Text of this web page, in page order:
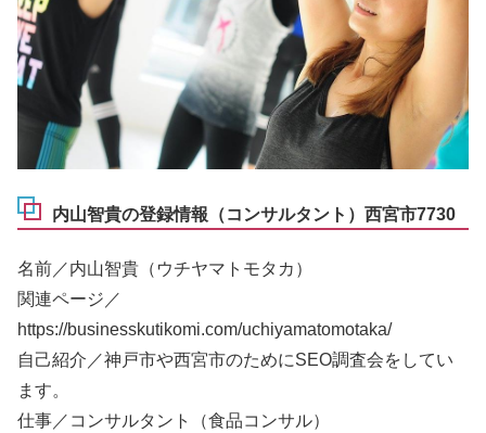
内山智貴の登録情報（コンサルタント）西宮市7730
名前／内山智貴（ウチヤマトモタカ）
関連ページ／
https://businesskutikomi.com/uchiyamatomotaka/
自己紹介／神戸市や西宮市のためにSEO調査会をしてい
ます。
仕事／コンサルタント（食品コンサル）